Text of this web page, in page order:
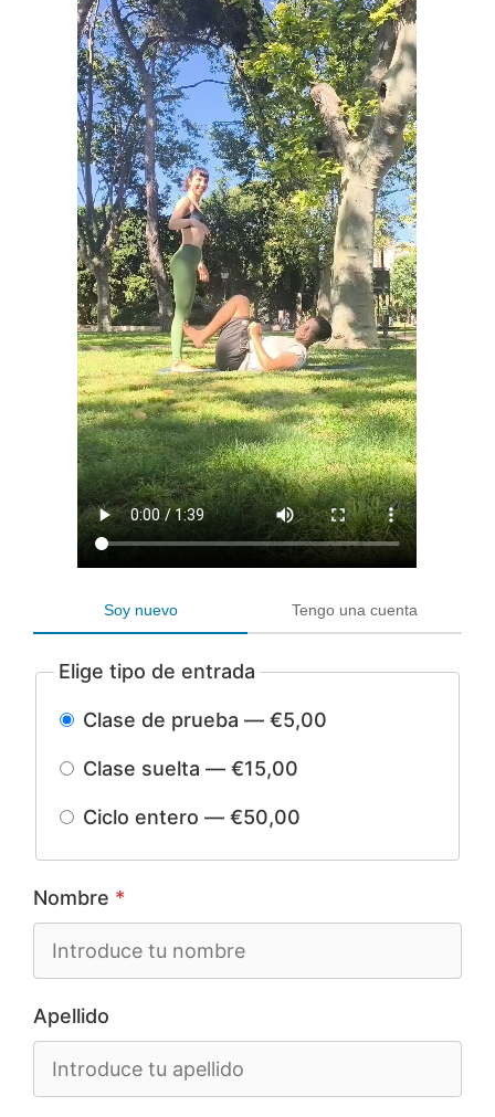
Soy nuevo Tengo una cuenta
Elige tipo de entrada
Clase de prueba — €5,00
Clase suelta — €15,00
Ciclo entero — €50,00
Nombre *
Apellido